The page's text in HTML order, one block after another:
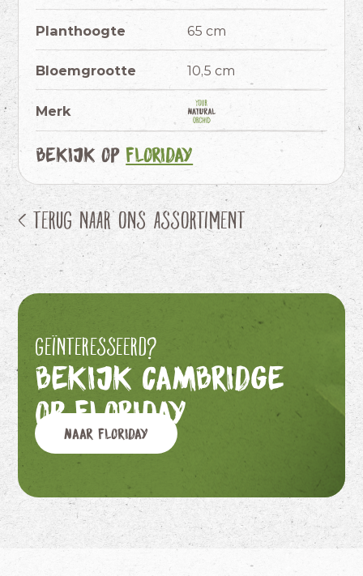
Planthoogte 65 cm
Bloemgrootte 10,5 cm
Merk
Bekijk op Floriday
< Terug naar ons assortiment
Geïnteresseerd?
Bekijk Cambridge
op Floriday
Naar Floriday